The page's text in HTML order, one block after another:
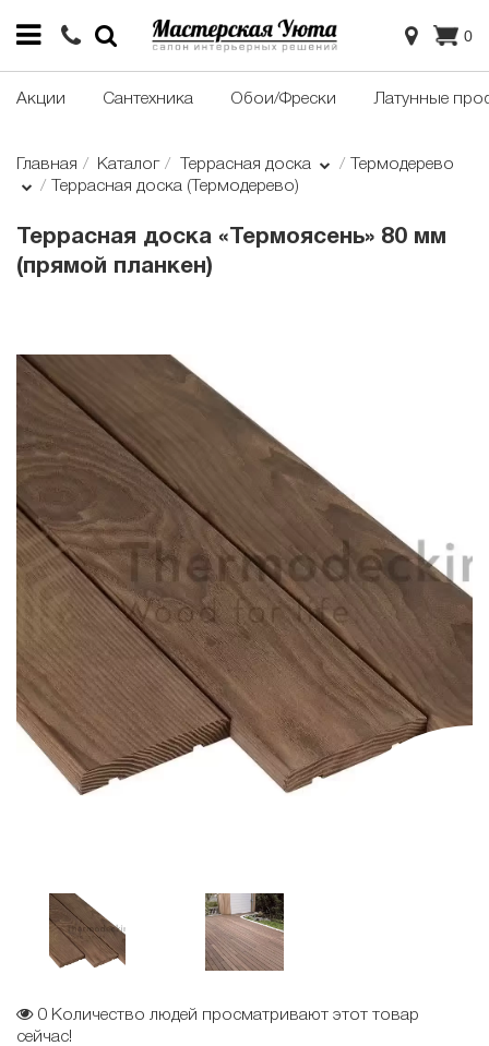
0
Акции Сантехника Обои/Фрески Латунные
Главная Каталог Террасная доска
Термодерево
Террасная доска (Термодерево)
Террасная доска «Термоясень» 80 мм
(прямой планкен)
0 Количество людей просматривают этот товар
сейчас!